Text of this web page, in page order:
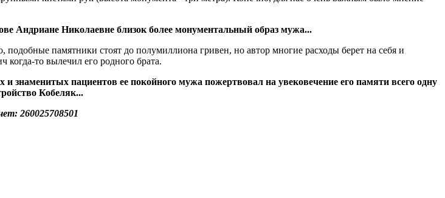
Андриане Николаевне близок более монументальный образ мужа...
памятники стоят до полумиллиона гривен, но автор многие расходы берет на себя и
то вылечил его родного брата.
пациентов ее покойного мужа пожертвовал на увековечение его памяти всего одну
Кобеляк...
260025708501